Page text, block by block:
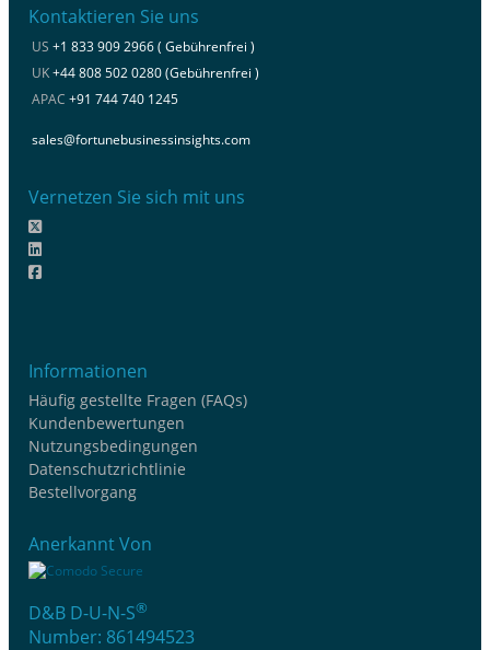
Kontaktieren Sie uns
US +1 833 909 2966 ( Gebührenfrei )
UK+44 808 502 0280 (Gebührenfrei )
APAC +91 744 740 1245
sales@fortunebusinessinsights.com
Vernetzen Sie sich mit uns
Informationen
Häufig gestellte Fragen (FAQs)
Kundenbewertungen
Nutzungsbedingungen
Datenschutzrichtlinie
Bestellvorgang
Anerkannt Von
D&B D-U-N-S®
Number: 861494523